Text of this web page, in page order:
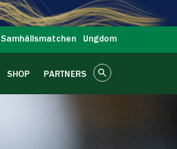
Samhällsmatchen Ungdom
SHOP PARTNERS